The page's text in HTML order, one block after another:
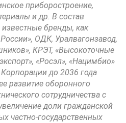
приборостроение,
и др. В состав
бренды, как
ОДК, Уралвагонзавод,
КРЭТ, «Высокоточные
«Росэл», «Нацимбио»
до 2036 года
развитие оборонного
сотрудничества с
доли гражданской
частно-государственных